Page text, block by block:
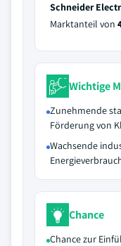
Schneider
Marktanteil von
Wichtige
Zunehmende
Förderung von
Wachsende
Chance
Chance zur